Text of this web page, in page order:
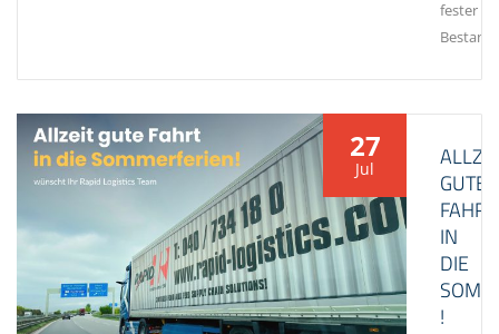
fester
27
Jul
GUTE
FAHRT
IN
DIE
!